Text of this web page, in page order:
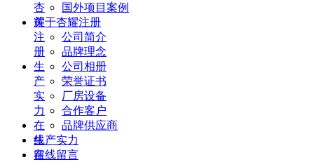
杏
耀
注
册
生
产
实
力
在
线
留
国外项目案例
关于杏耀注册
公司简介
品牌理念
公司相册
荣誉证书
厂房设备
合作客户
品牌供应商
生产实力
在线留言